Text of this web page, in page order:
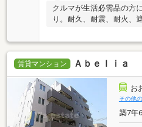
クルマが生活必需品の方
り。耐久、耐震、耐火、
賃貸マンション Ａｂｅｌｉａ
お
その他
築7年